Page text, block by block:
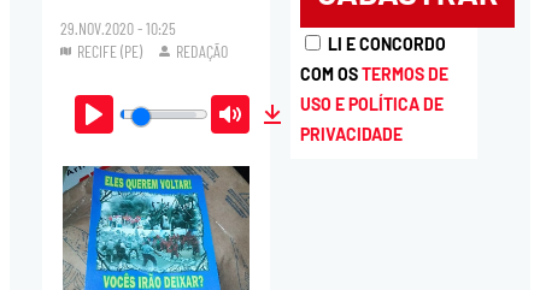
29.NOV.2020 - 10:25
RECIFE (PE)
REDAÇÃO
Play Mute Download
LI E CONCORDO
COM OSTERMOS DE
USO E POLÍTICA DE
PRIVACIDADE